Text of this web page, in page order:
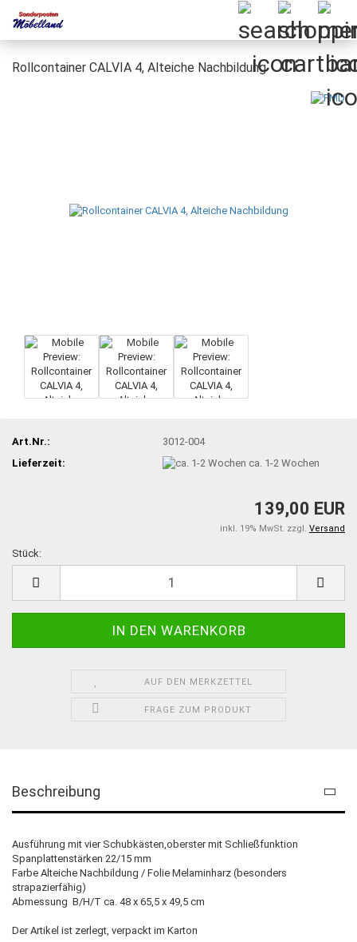
Rollcontainer CALVIA 4, Alteiche Nachbildung
Art.Nr.:
3012-004
Lieferzeit:
ca. 1-2 Wochen
139,00 EUR
inkl. 19% MwSt. zzgl. Versand
Stück:
AUF DEN MERKZETTEL
FRAGE ZUM PRODUKT
Beschreibung
Ausführung mit vier Schubkästen,oberster mit Schließfunktion
Spanplattenstärken 22/15 mm
Farbe Alteiche Nachbildung / Folie Melaminharz (besonders
strapazierfähig)
Abmessung B/H/T ca. 48 x 65,5 x 49,5 cm
Der Artikel ist zerlegt, verpackt im Karton